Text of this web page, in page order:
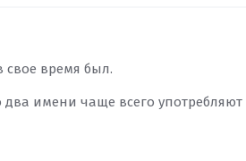
свое время был.
два имени чаще всего